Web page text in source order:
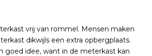
vrij van rommel. Mensen maken
dikwijls een extra opbergplaats.
goed idee, want in de meterkast kan